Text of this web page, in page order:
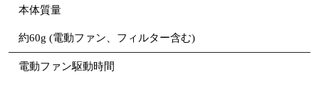
本体質量
約60g (電動ファン、フィルター含む)
電動ファン駆動時間